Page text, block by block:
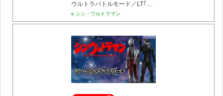
ウルトラバトルモード／LT｢ゼットン3000ATTACK｣
e シン・ウルトラマン